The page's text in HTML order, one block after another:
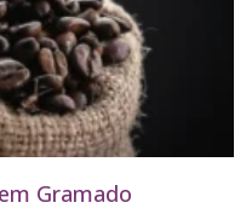
Gramado